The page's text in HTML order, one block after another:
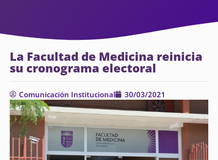
La Facultad de Medicina reinicia
su cronograma electoral
Comunicación Institucional 30/03/2021